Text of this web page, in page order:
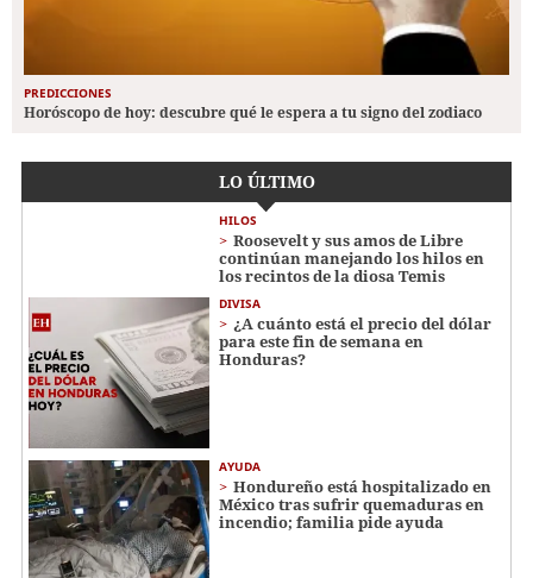
PREDICCIONES
Horóscopo de hoy: descubre qué le espera a tu signo del zodiaco
LO ÚLTIMO
HILOS
Roosevelt y sus amos de Libre
continúan manejando los hilos en
los recintos de la diosa Temis
DIVISA
¿A cuánto está el precio del dólar
para este fin de semana en
Honduras?
AYUDA
Hondureño está hospitalizado en
México tras sufrir quemaduras en
incendio; familia pide ayuda